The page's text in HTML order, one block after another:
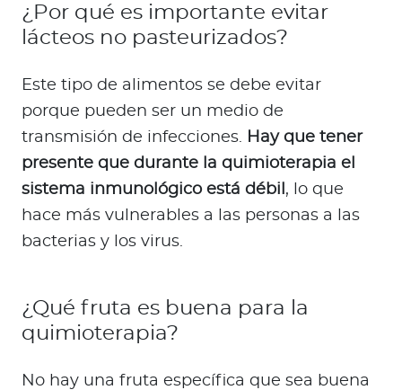
¿Por qué es importante evitar
lácteos no pasteurizados?
Este tipo de alimentos se debe evitar
porque pueden ser un medio de
transmisión de infecciones. Hay que tener
presente que durante la quimioterapia el
sistema inmunológico está débil , lo que
hace más vulnerables a las personas a las
bacterias y los virus.
¿Qué fruta es buena para la
quimioterapia?
No hay una fruta específica que sea buena